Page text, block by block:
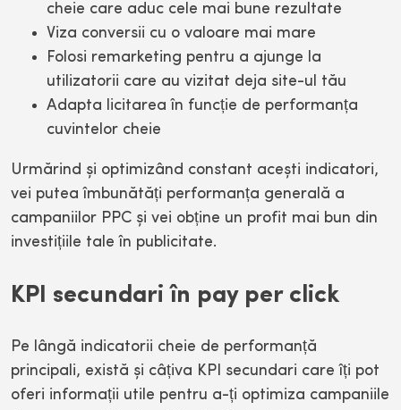
cheie care aduc cele mai bune rezultate
Viza conversii cu o valoare mai mare
Folosi remarketing pentru a ajunge la
utilizatorii care au vizitat deja site-ul tău
Adapta licitarea în funcție de performanța
cuvintelor cheie
Urmărind și optimizând constant acești indicatori,
vei putea îmbunătăți performanța generală a
campaniilor PPC și vei obține un profit mai bun din
investițiile tale în publicitate.
KPI secundari în pay per click
Pe lângă indicatorii cheie de performanță
principali, există și câțiva KPI secundari care îți pot
oferi informații utile pentru a-ți optimiza campaniile